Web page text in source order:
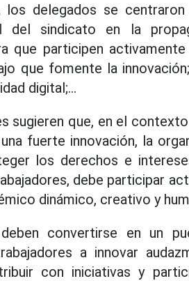
los delegados se
del sindicato en la
que participen
que fomente la
digital;...
sugieren que, en el
fuerte innovación, la
los derechos e
debe participar
dinámico, creativo y
convertirse en un
a innovar
con iniciativas y